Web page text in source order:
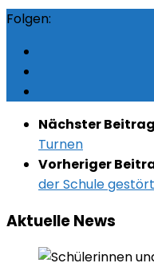
Folgen:
Nächster Beitrag
Turnen
Vorheriger
der Schule gestört
Aktuelle News